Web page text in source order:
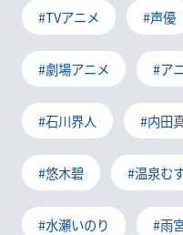
#TVアニメ #声優
#劇場アニメ #ア
#石川界人 #内田
#悠木碧 #温泉む
#水瀬いのり #雨